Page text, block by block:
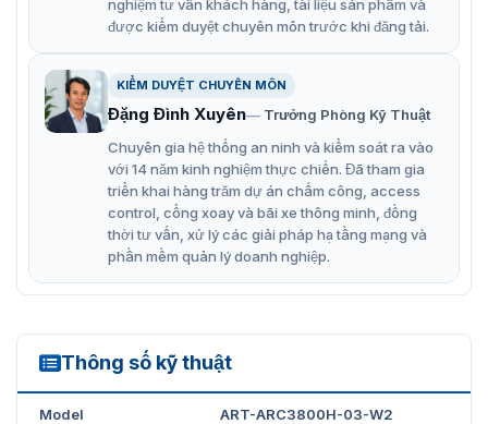
Tính năng cập nhật đám mây. Bạn cũng có thể cập
ứng dụng di động.
Cung cấp hệ thống sao lưu kép và sử dụng tính năng
tự động khôi phục khi có sự cố cập nhật không thành
nghiệm tư vấn khách hàng, tài liệu sản phẩm và
được kiểm duyệt chuyên môn trước khi đăng tải.
KIỂM DUYỆT CHUYÊN MÔN
Đặng Đình Xuyên
Trưởng Phòng Kỹ Thuật
Chuyên gia hệ thống an ninh và kiểm soát ra vào
với 14 năm kinh nghiệm thực chiến. Đã tham gia
triển khai hàng trăm dự án chấm công, access
control, cổng xoay và bãi xe thông minh, đồng
thời tư vấn, xử lý các giải pháp hạ tầng mạng và
phần mềm quản lý doanh nghiệp.
Thông số kỹ thuật
ART-ARC3800H-03-W2
Model ART-ARC3800H-03-W2